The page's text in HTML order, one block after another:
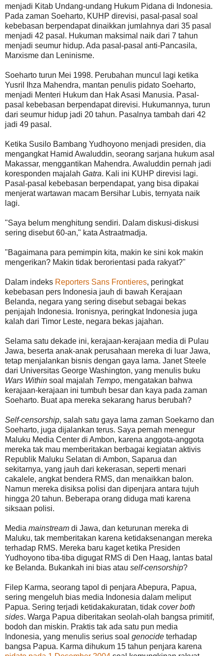
menjadi Kitab Undang-undang Hukum Pidana di Indonesia.
Pada zaman Soeharto, KUHP direvisi, pasal-pasal soal
kebebasan berpendapat dinaikkan jumlahnya dari 35 pasal
menjadi 42 pasal. Hukuman maksimal naik dari 7 tahun
menjadi seumur hidup. Ada pasal-pasal anti-Pancasila,
Marxisme dan Leninisme.
Soeharto turun Mei 1998. Perubahan muncul lagi ketika
Yusril Ihza Mahendra, mantan penulis pidato Soeharto,
menjadi Menteri Hukum dan Hak Asasi Manusia. Pasal-
pasal kebebasan berpendapat direvisi. Hukumannya, turun
dari seumur hidup jadi 20 tahun. Pasalnya tambah dari 42
jadi 49 pasal.
Ketika Susilo Bambang Yudhoyono menjadi presiden, dia
mengangkat Hamid Awaluddin, seorang sarjana hukum asal
Makassar, menggantikan Mahendra. Awaluddin pernah jadi
koresponden majalah Gatra. Kali ini KUHP direvisi lagi.
Pasal-pasal kebebasan berpendapat, yang bisa dipakai
menjerat wartawan macam Bersihar Lubis, ternyata naik
lagi.
"Saya belum menghitung sendiri. Dalam diskusi-diskusi
sering disebut 60-an," kata Astraatmadja.
"Bagaimana para pemimpin kita, makin ke sini kok makin
mengerikan? Makin tidak berorientasi pada rakyat?"
Dalam indeks Reporters Sans Frontieres, peringkat
kebebasan pers Indonesia jauh di bawah Kerajaan
Belanda, negara yang sering disebut sebagai bekas
penjajah Indonesia. Ironisnya, peringkat Indonesia juga
kalah dari Timor Leste, negara bekas jajahan.
Selama satu dekade ini, kerajaan-kerajaan media di Pulau
Jawa, beserta anak-anak perusahaan mereka di luar Jawa,
tetap menjalankan bisnis dengan gaya lama. Janet Steele
dari Universitas George Washington, yang menulis buku
Wars Within soal majalah Tempo, mengatakan bahwa
kerajaan-kerajaan ini tumbuh besar dan kaya pada zaman
Soeharto. Buat apa mereka sekarang harus berubah?
Self-censorship, salah satu gaya lama zaman Soekarno dan
Soeharto, juga dijalankan terus. Saya pernah menegur
Maluku Media Center di Ambon, karena anggota-anggota
mereka tak mau memberitakan berbagai kegiatan aktivis
Republik Maluku Selatan di Ambon, Saparua dan
sekitarnya, yang jauh dari kekerasan, seperti menari
cakalele, angkat bendera RMS, dan menaikkan balon.
Namun mereka disiksa polisi dan dipenjara antara tujuh
hingga 20 tahun. Beberapa orang diduga mati karena
siksaan polisi.
Media mainstream di Jawa, dan keturunan mereka di
Maluku, tak memberitakan karena ketidaksenangan mereka
terhadap RMS. Mereka baru kaget ketika Presiden
Yudhoyono tiba-tiba digugat RMS di Den Haag, lantas batal
ke Belanda. Bukankah ini bias atau self-censorship?
Filep Karma, seorang tapol di penjara Abepura, Papua,
sering mengeluh bias media Indonesia dalam meliput
Papua. Sering terjadi ketidakakuratan, tidak cover both
sides. Warga Papua diberitakan seolah-olah bangsa primitif,
bodoh dan miskin. Praktis tak ada satu pun media
Indonesia, yang menulis serius soal genocide terhadap
bangsa Papua. Karma dihukum 15 tahun penjara karena